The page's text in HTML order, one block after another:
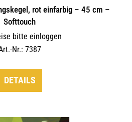
rot einfarbig – 45 cm –
Softtouch
bitte einloggen
Nr.: 7387
DETAILS